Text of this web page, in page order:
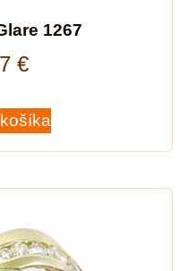
1267
€